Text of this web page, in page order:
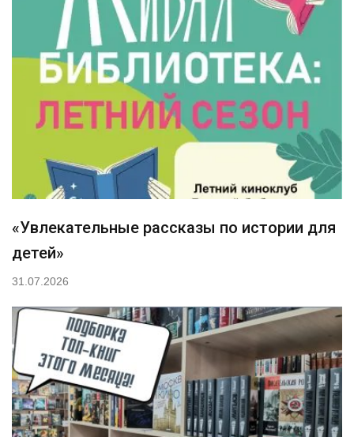
«Увлекательные рассказы по истории для
детей»
31.07.2026